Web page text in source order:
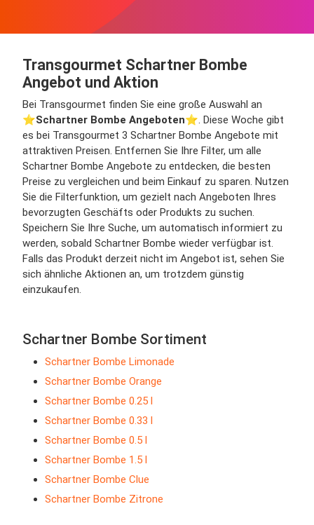
Transgourmet Schartner Bombe
Angebot und Aktion
Bei Transgourmet finden Sie eine große Auswahl an
⭐️Schartner Bombe Angeboten⭐️. Diese Woche gibt
es bei Transgourmet 3 Schartner Bombe Angebote mit
attraktiven Preisen. Entfernen Sie Ihre Filter, um alle
Schartner Bombe Angebote zu entdecken, die besten
Preise zu vergleichen und beim Einkauf zu sparen. Nutzen
Sie die Filterfunktion, um gezielt nach Angeboten Ihres
bevorzugten Geschäfts oder Produkts zu suchen.
Speichern Sie Ihre Suche, um automatisch informiert zu
werden, sobald Schartner Bombe wieder verfügbar ist.
Falls das Produkt derzeit nicht im Angebot ist, sehen Sie
sich ähnliche Aktionen an, um trotzdem günstig
einzukaufen.
Schartner Bombe Sortiment
Schartner Bombe Limonade
Schartner Bombe Orange
Schartner Bombe 0.25 l
Schartner Bombe 0.33 l
Schartner Bombe 0.5 l
Schartner Bombe 1.5 l
Schartner Bombe Clue
Schartner Bombe Zitrone